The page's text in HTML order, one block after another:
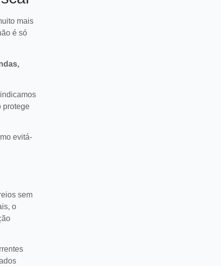
mais
é só
protege
evitá-
sem
o